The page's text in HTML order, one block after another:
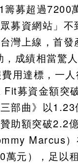
募超過7200
募資網站」
灣上線，首
成績相當驚人
用達標，一
募資金額突
部曲》以
助額突破2.2
Marcus
元），足以